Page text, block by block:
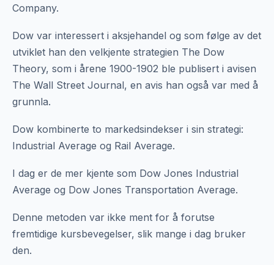
Company.
Dow var interessert i aksjehandel og som følge av det
utviklet han den velkjente strategien The Dow
Theory, som i årene 1900-1902 ble publisert i avisen
The Wall Street Journal, en avis han også var med å
grunnla.
Dow kombinerte to markedsindekser i sin strategi:
Industrial Average og Rail Average.
I dag er de mer kjente som Dow Jones Industrial
Average og Dow Jones Transportation Average.
Denne metoden var ikke ment for å forutse
fremtidige kursbevegelser, slik mange i dag bruker
den.